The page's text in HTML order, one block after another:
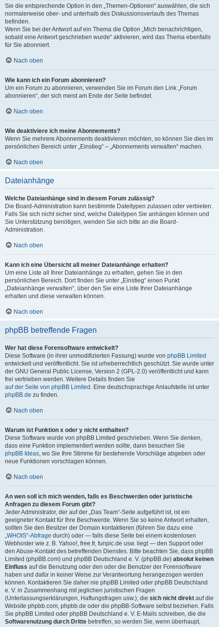
Sie die entsprechende Option in den „Themen-Optionen“ auswählen, die sich
normalerweise ober- und unterhalb des Diskussionsverlaufs des Themas
befinden.
Wenn Sie bei der Antwort auf ein Thema die Option „Mich benachrichtigen,
sobald eine Antwort geschrieben wurde“ aktivieren, wird das Thema ebenfalls
für Sie abonniert.
Nach oben
Wie kann ich ein Forum abonnieren?
Um ein Forum zu abonnieren, verwenden Sie im Forum den Link „Forum
abonnieren“, der sich meist am Ende der Seite befindet.
Nach oben
Wie deaktiviere ich meine Abonnements?
Wenn Sie mehrere Abonnements deaktivieren möchten, so können Sie dies im
persönlichen Bereich unter „Einstieg“ – „Abonnements verwalten“ machen.
Nach oben
Dateianhänge
Welche Dateianhänge sind in diesem Forum zulässig?
Die Board-Administration kann bestimmte Dateitypen zulassen oder verbieten.
Falls Sie sich nicht sicher sind, welche Dateitypen Sie anhängen können und
Sie Unterstützung benötigen, wenden Sie sich bitte an die Board-
Administration.
Nach oben
Kann ich eine Übersicht all meiner Dateianhänge erhalten?
Um eine Liste all Ihrer Dateianhänge zu erhalten, gehen Sie in den
persönlichen Bereich. Dort finden Sie unter „Einstieg“ einen Punkt
„Dateianhänge verwalten“, über den Sie eine Liste Ihrer Dateianhänge
erhalten und diese verwalten können.
Nach oben
phpBB betreffende Fragen
Wer hat diese Forensoftware entwickelt?
Diese Software (in ihrer unmodifizierten Fassung) wurde von phpBB Limited
entwickelt und veröffentlicht. Sie ist urheberrechtlich geschützt. Sie wurde unter
der GNU General Public License, Version 2 (GPL-2.0) veröffentlicht und kann
frei vertrieben werden. Weitere Details finden Sie
auf der Seite von phpBB Limited . Eine deutschsprachige Anlaufstelle ist unter
phpBB.de zu finden.
Nach oben
Warum ist Funktion x oder y nicht enthalten?
Diese Software wurde von phpBB Limited geschrieben. Wenn Sie denken,
dass eine Funktion implementiert werden sollte, dann besuchen Sie
phpBB Ideas, wo Sie Ihre Stimme für bestehende Vorschläge abgeben oder
neue Funktionen vorschlagen können.
Nach oben
An wen soll ich mich wenden, falls es Beschwerden oder juristische
Anfragen zu diesem Forum gibt?
Jeder Administrator, der auf der „Das Team“-Seite aufgeführt ist, ist ein
geeigneter Kontakt für Ihre Beschwerde. Wenn Sie so keine Antwort erhalten,
sollten Sie den Besitzer der Domain kontaktieren (führen Sie dazu eine
„WHOIS“-Abfrage durch) oder — falls diese Seite bei einem kostenlosen
Webhoster wie z. B. Yahoo!, free.fr, funpic.de usw. liegt — den Support oder
den Abuse-Kontakt des betreffenden Dienstes. Bitte beachten Sie, dass phpBB
Limited (phpBB.com) und phpBB Deutschland e. V. (phpBB.de) absolut keinen
Einfluss auf die Benutzung oder den oder die Benutzer der Forensoftware
haben und dafür in keiner Weise zur Verantwortung herangezogen werden
können. Kontaktieren Sie daher nie phpBB Limited oder phpBB Deutschland
e. V. in Zusammenhang mit jeglichen juristischen Fragen
(Unterlassungserklärungen, Haftungsfragen usw.), die sich nicht direkt auf die
Website phpbb.com, phpbb.de oder die phpBB-Software selbst beziehen. Falls
Sie phpBB Limited oder phpBB Deutschland e. V. E-Mails schreiben, die die
Softwarenutzung durch Dritte betreffen, so werden Sie, wenn überhaupt,